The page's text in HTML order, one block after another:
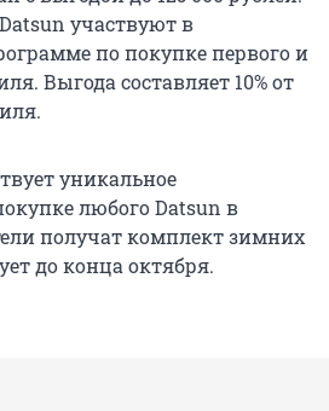
участвуют в
по покупке первого и
Выгода составляет 10% от
уникальное
любого Datsun в
получат комплект зимних
до конца октября.